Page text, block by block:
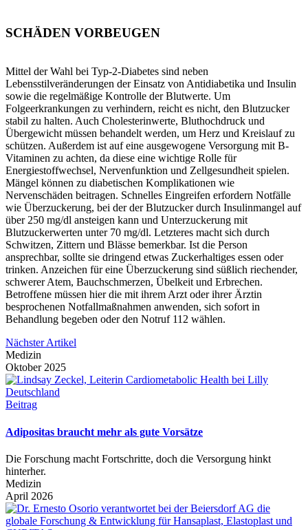
SCHÄDEN VORBEUGEN
Mittel der Wahl bei Typ-2-Diabetes sind neben
Lebensstilveränderungen der Einsatz von Antidiabetika und Insulin
sowie die regelmäßige Kontrolle der Blutwerte. Um
Folgeerkrankungen zu verhindern, reicht es nicht, den Blutzucker
stabil zu halten. Auch Cholesterinwerte, Bluthochdruck und
Übergewicht müssen behandelt werden, um Herz und Kreislauf zu
schützen. Außerdem ist auf eine ausgewogene Versorgung mit B-
Vitaminen zu achten, da diese eine wichtige Rolle für
Energiestoffwechsel, Nervenfunktion und Zellgesundheit spielen.
Mängel können zu diabetischen Komplikationen wie
Nervenschäden beitragen. Schnelles Eingreifen erfordern Notfälle
wie Überzuckerung, bei der der Blutzucker durch Insulinmangel auf
über 250 mg/dl ansteigen kann und Unterzuckerung mit
Blutzuckerwerten unter 70 mg/dl. Letzteres macht sich durch
Schwitzen, Zittern und Blässe bemerkbar. Ist die Person
ansprechbar, sollte sie dringend etwas Zuckerhaltiges essen oder
trinken. Anzeichen für eine Überzuckerung sind süßlich riechender,
schwerer Atem, Bauchschmerzen, Übelkeit und Erbrechen.
Betroffene müssen hier die mit ihrem Arzt oder ihrer Ärztin
besprochenen Notfallmaßnahmen anwenden, sich sofort in
Behandlung begeben oder den Notruf 112 wählen.
Nächster Artikel
Medizin
Oktober 2025
Beitrag
Adipositas braucht mehr als gute Vorsätze
Die Forschung macht Fortschritte, doch die Versorgung hinkt
hinterher.
Medizin
April 2026